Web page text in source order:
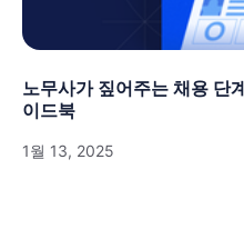
노무사가 짚어주는 채용 단
이드북
1월 13, 2025